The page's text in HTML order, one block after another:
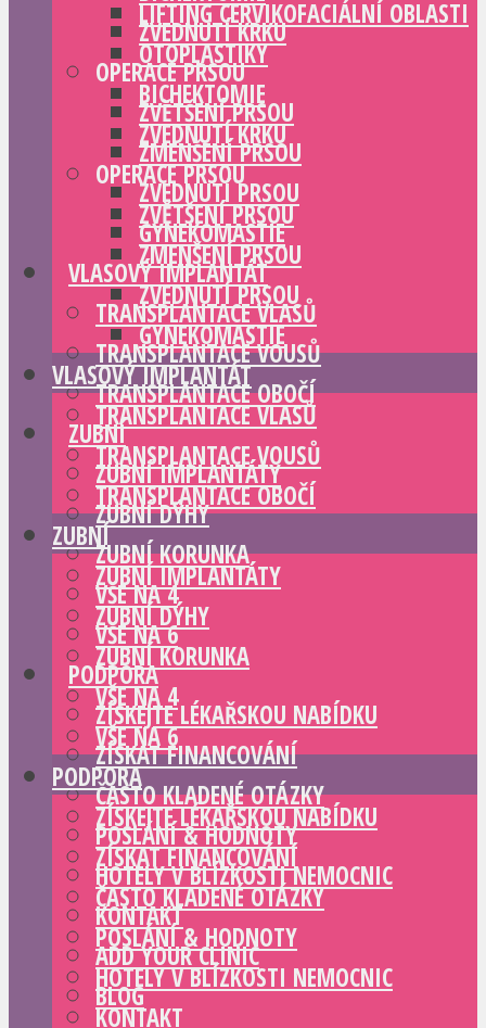
ZVEDNUTÍ KRKU
OPERACE PRSOU
ZVĚTŠENÍ PRSOU
ZMENŠENÍ PRSOU
ZVEDNUTÍ PRSOU
GYNEKOMASTIE
VLASOVÝ IMPLANTÁT
TRANSPLANTACE VLASŮ
TRANSPLANTACE VOUSŮ
TRANSPLANTACE OBOČÍ
ZUBNÍ
ZUBNÍ IMPLANTÁTY
ZUBNÍ DÝHY
ZUBNÍ KORUNKA
VŠE NA 4
VŠE NA 6
PODPORA
ZÍSKEJTE LÉKAŘSKOU NABÍDKU
ZÍSKAT FINANCOVÁNÍ
ČASTO KLADENÉ OTÁZKY
POSLÁNÍ & HODNOTY
HOTELY V BLÍZKOSTI NEMOCNIC
KONTAKT
ADD YOUR CLINIC
BLOG
LIFTING CERVIKOFACIÁLNÍ OBLASTI
OTOPLASTIKY
BICHEKTOMIE
ZVEDNUTÍ KRKU
OPERACE PRSOU
ZVĚTŠENÍ PRSOU
ZMENŠENÍ PRSOU
ZVEDNUTÍ PRSOU
GYNEKOMASTIE
VLASOVÝ IMPLANTÁT
TRANSPLANTACE VLASŮ
TRANSPLANTACE VOUSŮ
TRANSPLANTACE OBOČÍ
ZUBNÍ
ZUBNÍ IMPLANTÁTY
ZUBNÍ DÝHY
ZUBNÍ KORUNKA
VŠE NA 4
VŠE NA 6
PODPORA
ZÍSKEJTE LÉKAŘSKOU NABÍDKU
ZÍSKAT FINANCOVÁNÍ
ČASTO KLADENÉ OTÁZKY
POSLÁNÍ & HODNOTY
HOTELY V BLÍZKOSTI NEMOCNIC
KONTAKT